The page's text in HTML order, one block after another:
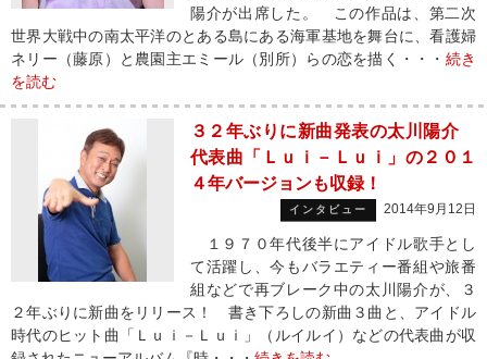
陽介が出席した。 この作品は、第二次
世界大戦中の南太平洋のとある島にある海軍基地を舞台に、看護婦
ネリー（藤原）と農園主エミール（別所）らの恋を描く・・・ 続き
を読む
３２年ぶりに新曲発表の太川陽介
代表曲「Ｌｕｉ－Ｌｕｉ」の２０１
４年バージョンも収録！
インタビュー 2014年9月12日
１９７０年代後半にアイドル歌手とし
て活躍し、今もバラエティー番組や旅番
組などで再ブレーク中の太川陽介が、３
２年ぶりに新曲をリリース！ 書き下ろしの新曲３曲と、アイドル
時代のヒット曲「Ｌｕｉ－Ｌｕｉ」（ルイルイ）などの代表曲が収